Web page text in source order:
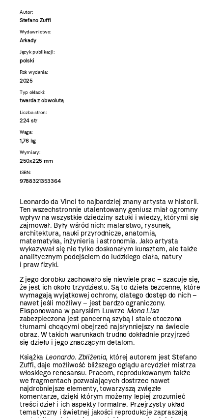
Autor:
Stefano Zuffi
Wydawnictwo:
Arkady
Język publikacji:
polski
Rok wydania:
2025
Typ okładki:
twarda z obwolutą
Liczba stron:
224 str
Waga:
1,76 kg
Wymiary:
250x225 mm
ISBN:
9788321353364
Leonardo da Vinci to najbardziej znany artysta w historii.
Ten wszechstronnie utalentowany geniusz miał ogromny
wpływ na wszystkie dziedziny sztuki i wiedzy, którymi się
zajmował. Były wśród nich: malarstwo, rysunek,
architektura, nauki przyrodnicze, anatomia,
matematyka, inżynieria i astronomia. Jako artysta
wykazywał się nie tylko doskonałym kunsztem, ale także
analitycznym podejściem do ludzkiego ciała, natury
i praw fizyki.
Z jego dorobku zachowało się niewiele prac – szacuje się,
że jest ich około trzydziestu. Są to dzieła bezcenne, które
wymagają wyjątkowej ochrony, dlatego dostęp do nich –
nawet jeśli możliwy – jest bardzo ograniczony.
Eksponowana w paryskim Luwrze Mona Lisa
zabezpieczona jest pancerną szybą i stale otoczona
tłumami chcącymi obejrzeć najsłynniejszy na świecie
obraz. W takich warunkach trudno dokładnie przyjrzeć
się dziełu i jego znaczącym detalom.
Książka Leonardo. Zbliżenia, której autorem jest Stefano
Zuffi, daje możliwość bliższego oglądu arcydzieł mistrza
włoskiego renesansu. Pracom, reprodukowanym także
we fragmentach pozwalających dostrzec nawet
najdrobniejsze elementy, towarzyszą zwięzłe
komentarze, dzięki którym możemy lepiej zrozumieć
treści dzieł i ich aspekty formalne. Przejrzysty układ
tematyczny i świetnej jakości reprodukcje zapraszają